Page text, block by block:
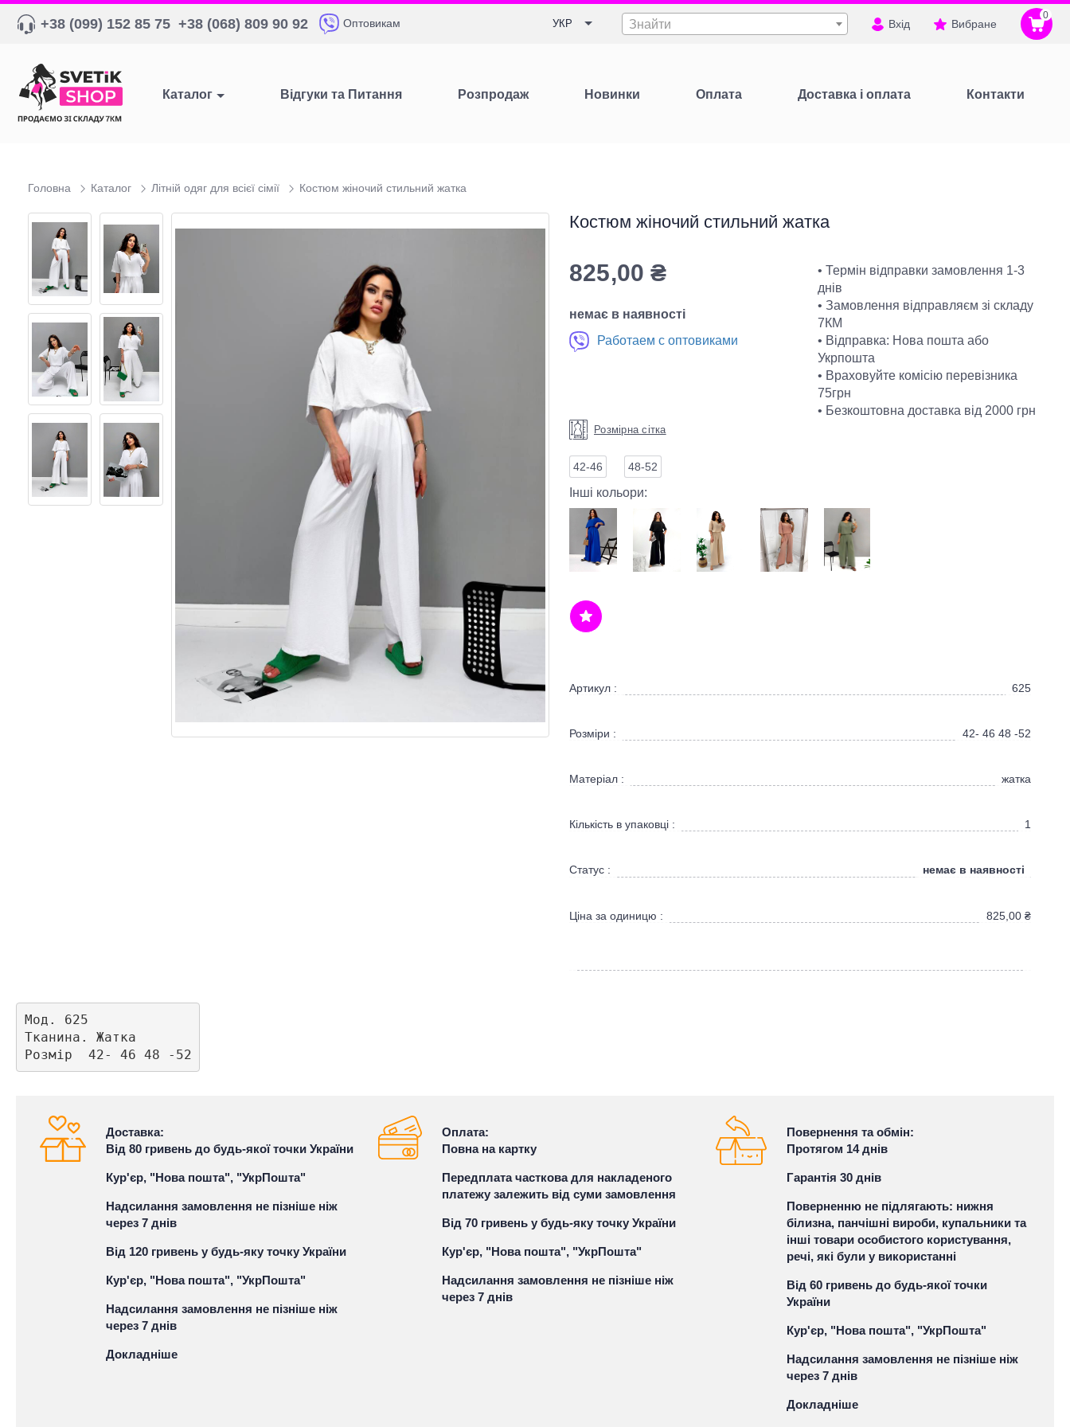
+38 (099) 152 85 75 +38 (068) 809 90 92 Оптовикам УКР Знайти Вхід Вибране
0
Каталог Відгуки та Питання Розпродаж Новинки Оплата Доставка і оплата Контакти
Головна Каталог Літній одяг для всієї сімії Костюм жіночий стильний жатка
Костюм жіночий стильний жатка
825,00₴
немає в наявності
Работаем с оптовиками
• Термін відправки замовлення 1-3
днів
• Замовлення відправляєм зі складу
7КМ
• Відправка: Нова пошта або
Укрпошта
• Враховуйте комісію перевізника
75грн
• Безкоштовна доставка від 2000 грн
Розмірна сітка
42-46 48-52
Інші кольори:
Артикул : 625
Розміри : 42- 46 48 -52
Матеріал : жатка
Кількість в упаковці : 1
Статус : немає в наявності
Ціна за одиницю : 825,00 ₴
Мод. 625
Тканина. Жатка
Доставка:
Від 80 гривень до будь-якої точки України
Кур'єр, "Нова пошта", "УкрПошта"
Надсилання замовлення не пізніше ніж
через 7 днів
Від 120 гривень у будь-яку точку України
Кур'єр, "Нова пошта", "УкрПошта"
Надсилання замовлення не пізніше ніж
через 7 днів
Докладніше
Оплата:
Повна на картку
Передплата часткова для накладеного
платежу залежить від суми замовлення
Від 70 гривень у будь-яку точку України
Кур'єр, "Нова пошта", "УкрПошта"
Надсилання замовлення не пізніше ніж
через 7 днів
Повернення та обмін:
Протягом 14 днів
Гарантія 30 днів
Поверненню не підлягають: нижня
білизна, панчішні вироби, купальники та
інші товари особистого користування,
речі, які були у використанні
Від 60 гривень до будь-якої точки
України
Кур'єр, "Нова пошта", "УкрПошта"
Надсилання замовлення не пізніше ніж
через 7 днів
Докладніше